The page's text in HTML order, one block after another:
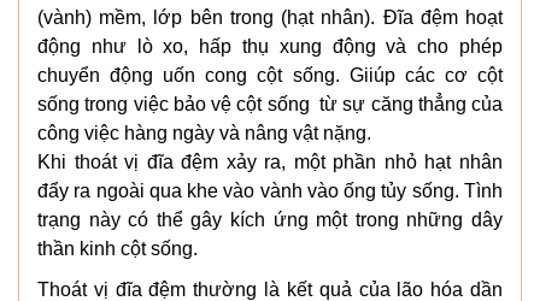
(vành) mềm, lớp bên trong (hạt nhân). Đĩa đệm hoạt
động như lò xo, hấp thụ xung động và cho phép
chuyển động uốn cong cột sống. Giiúp các cơ cột
sống trong việc bảo vệ cột sống từ sự căng thẳng của
công việc hàng ngày và nâng vật nặng.
Khi thoát vị đĩa đệm xảy ra, một phần nhỏ hạt nhân
đẩy ra ngoài qua khe vào vành vào ống tủy sống. Tình
trạng này có thể gây kích ứng một trong những dây
thần kinh cột sống.
Thoát vị đĩa đệm thường là kết quả của lão hóa dần